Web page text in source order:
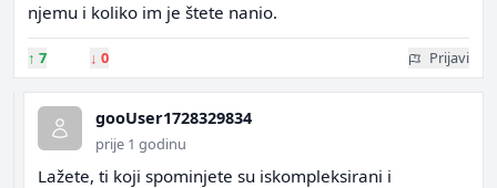
njemu i koliko im je štete nanio.
↑ 7 ↓ 0 Prijavi
gooUser1728329834
prije 1 godinu
Lažete, ti koji spominjete su iskompleksirani i